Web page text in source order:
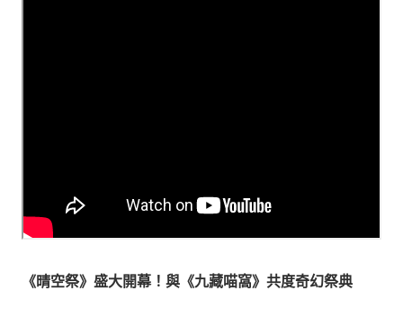
《晴空祭》盛大開幕！與《九藏喵窩》共度奇幻祭典